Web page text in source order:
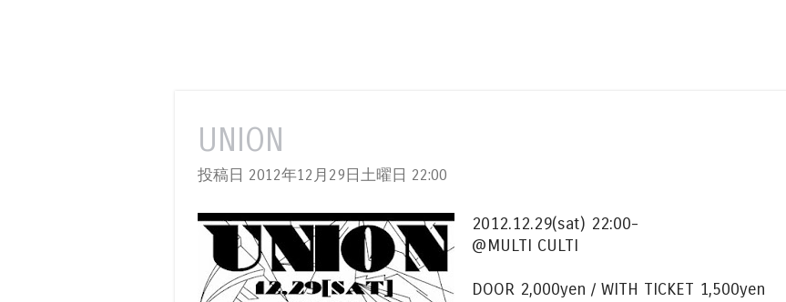
UNION
投稿日 2012年12月29日土曜日 22:00
2012.12.29(sat) 22:00-
@MULTI CULTI
DOOR 2,000yen / WITH TICKET 1,500yen